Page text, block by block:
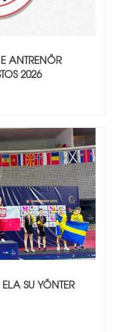
ANTRENÖR
2026
SU YÖNTER